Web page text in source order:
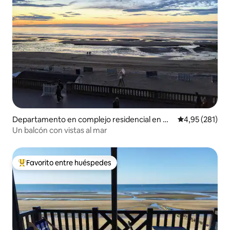
Departamento en complejo residencial en Ca
bourg
Calificación
4,95 (281)
Un balcón con vistas al mar
Favorito entre los huéspedes más destacados
Favorito entre huéspedes